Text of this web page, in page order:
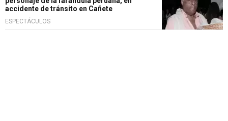
accidente de tránsito en Cañete
ESPECTÁCULOS